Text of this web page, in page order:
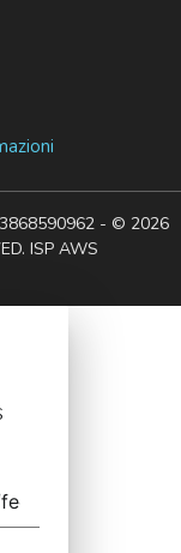
- © 2026
ISP AWS